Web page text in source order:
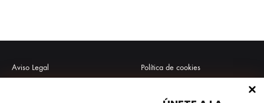
Aviso Legal Política de cookies